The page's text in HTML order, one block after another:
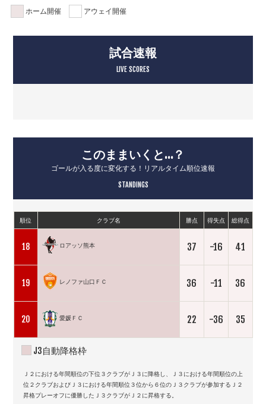
ホーム開催 アウェイ開催
試合速報
LIVE SCORES
このままいくと…？
ゴールが入る度に変化する！リアルタイム順位速報
STANDINGS
順位 クラブ名 勝点 得失点 総得点
18 ロアッソ熊本 37 -16 41
19 レノファ山口ＦＣ 36 -11 36
20 愛媛ＦＣ 22 -36 35
J3自動降格枠
Ｊ２における年間順位の下位３クラブがＪ３に降格し、Ｊ３における年間順位の上
位２クラブおよびＪ３における年間順位３位から６位のＪ３クラブが参加するＪ２
昇格プレーオフに優勝したＪ３クラブがＪ２に昇格する。